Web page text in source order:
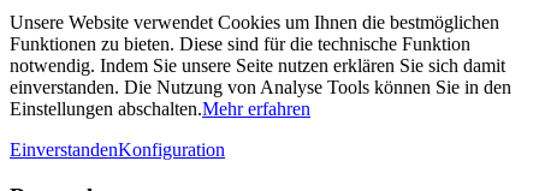
Unsere Website verwendet Cookies um Ihnen die bestmöglichen
Funktionen zu bieten. Diese sind für die technische Funktion
notwendig. Indem Sie unsere Seite nutzen erklären Sie sich damit
einverstanden. Die Nutzung von Analyse Tools können Sie in den
Einstellungen abschalten.Mehr erfahren
EinverstandenKonfiguration